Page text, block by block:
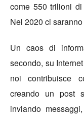
come 550 trilioni
Nel 2020 ci
Un caos di
secondo, su
noi contribuisce
creando un post
inviando